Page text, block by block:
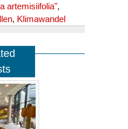
artemisiifolia",
, Klimawandel